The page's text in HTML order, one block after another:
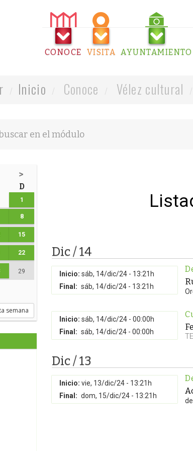
CONOCE VISITA AYUNTAMIENTO
Inicio Conoce Vélez cultural
>
D
1
8
15
22
29
semana
Dic / 14
Inicio: sáb, 14/dic/24 - 13:21h
Final: sáb, 14/dic/24 - 13:21h
Inicio: sáb, 14/dic/24 - 00:00h
Final: sáb, 14/dic/24 - 00:00h
Dic / 13
Inicio: vie, 13/dic/24 - 13:21h
Final: dom, 15/dic/24 - 13:21h